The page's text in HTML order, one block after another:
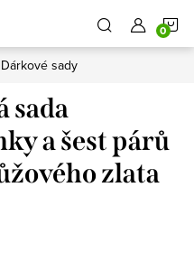
Dárkové sady
sada
a šest párů
zlata